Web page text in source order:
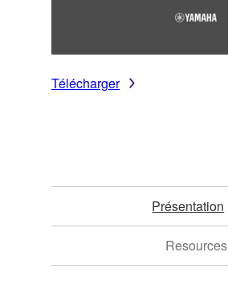
Télécharger
Présentation
Resources